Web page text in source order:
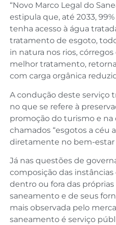
“Novo Marco Legal do
estipula que, até 2033,
tenha acesso à água
tratamento de esgoto,
in natura nos rios, córregos
melhor tratamento,
com carga orgânica
A condução deste serviço
no que se refere à
promoção do turismo e na
chamados “esgotos a céu
diretamente no bem-estar
Já nas questões de
composição das instâncias
dentro ou fora das
saneamento e de seus
mais observada pelo
saneamento é serviço